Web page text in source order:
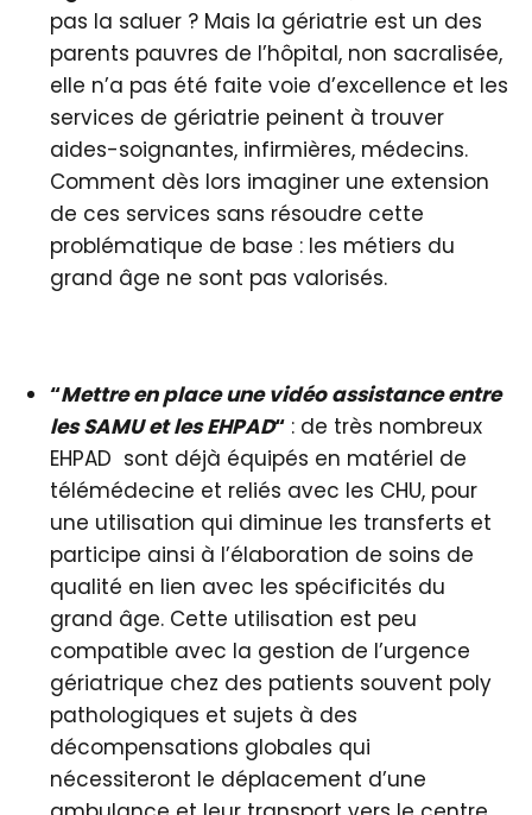
pas la saluer ? Mais la gériatrie est un des
parents pauvres de l’hôpital, non sacralisée,
elle n’a pas été faite voie d’excellence et les
services de gériatrie peinent à trouver
aides-soignantes, infirmières, médecins.
Comment dès lors imaginer une extension
de ces services sans résoudre cette
problématique de base : les métiers du
grand âge ne sont pas valorisés.
“Mettre en place une vidéo assistance entre
les SAMU et les EHPAD“ : de très nombreux
EHPAD sont déjà équipés en matériel de
télémédecine et reliés avec les CHU, pour
une utilisation qui diminue les transferts et
participe ainsi à l’élaboration de soins de
qualité en lien avec les spécificités du
grand âge. Cette utilisation est peu
compatible avec la gestion de l’urgence
gériatrique chez des patients souvent poly
pathologiques et sujets à des
décompensations globales qui
nécessiteront le déplacement d’une